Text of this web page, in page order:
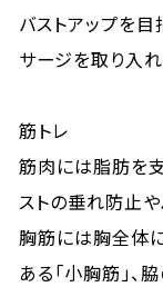
バストアップを目
サージを取り入れ
筋トレ
筋肉には脂肪を
ストの垂れ防止
胸筋には胸全体に
ある「小胸筋」、